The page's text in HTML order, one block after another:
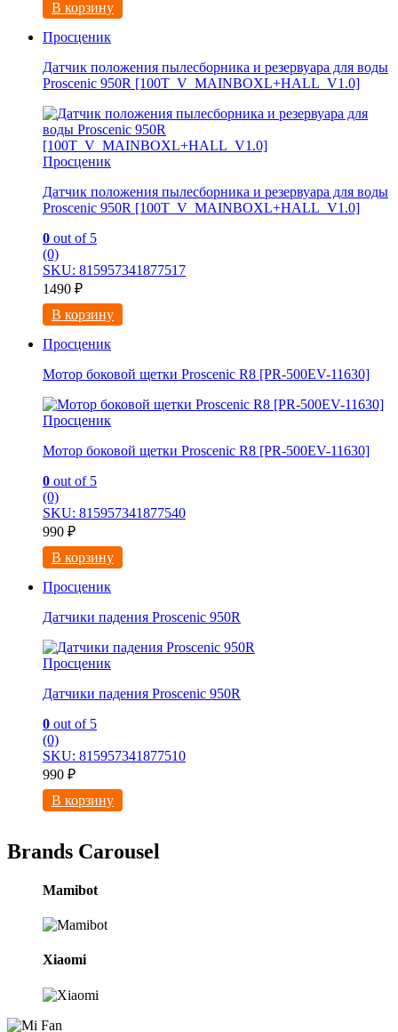
В корзину
Просценик
Датчик положения пылесборника и резервуара для воды
Proscenic 950R [100T_V_MAINBOXL+HALL_V1.0]
Просценик
Датчик положения пылесборника и резервуара для воды
Proscenic 950R [100T_V_MAINBOXL+HALL_V1.0]
0 out of 5
(0)
SKU: 815957341877517
1490 ₽
В корзину
Просценик
Мотор боковой щетки Proscenic R8 [PR-500EV-11630]
Просценик
Мотор боковой щетки Proscenic R8 [PR-500EV-11630]
0 out of 5
(0)
SKU: 815957341877540
990 ₽
В корзину
Просценик
Датчики падения Proscenic 950R
Просценик
Датчики падения Proscenic 950R
0 out of 5
(0)
SKU: 815957341877510
990 ₽
В корзину
Brands Carousel
Mamibot
Xiaomi